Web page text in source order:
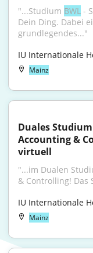
"...Studium BWL -
Dein Ding. Dabei
grundlegendes..."
IU Internationale
Mainz
Duales Studium
Accounting &
virtuell
"...im Dualen
& Controlling!
IU Internationale
Mainz